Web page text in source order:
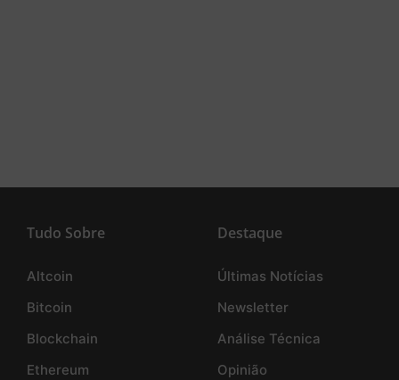
Tudo Sobre
Altcoin
Bitcoin
Blockchain
Ethereum
Destaque
Últimas Notícias
Newsletter
Análise Técnica
Opinião